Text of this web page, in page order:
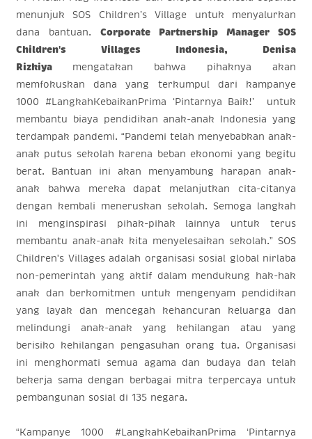
menunjuk SOS Children’s Village untuk menyalurkan
dana bantuan. Corporate Partnership Manager SOS
Children's Villages Indonesia, Denisa
Rizkiya mengatakan bahwa pihaknya akan
memfokuskan dana yang terkumpul dari kampanye
1000 #LangkahKebaikanPrima ‘Pintarnya Baik!’ untuk
membantu biaya pendidikan anak-anak Indonesia yang
terdampak pandemi. “Pandemi telah menyebabkan anak-
anak putus sekolah karena beban ekonomi yang begitu
berat. Bantuan ini akan menyambung harapan anak-
anak bahwa mereka dapat melanjutkan cita-citanya
dengan kembali meneruskan sekolah. Semoga langkah
ini menginspirasi pihak-pihak lainnya untuk terus
membantu anak-anak kita menyelesaikan sekolah.” SOS
Children's Villages adalah organisasi sosial global nirlaba
non-pemerintah yang aktif dalam mendukung hak-hak
anak dan berkomitmen untuk mengenyam pendidikan
yang layak dan mencegah kehancuran keluarga dan
melindungi anak-anak yang kehilangan atau yang
berisiko kehilangan pengasuhan orang tua. Organisasi
ini menghormati semua agama dan budaya dan telah
bekerja sama dengan berbagai mitra terpercaya untuk
pembangunan sosial di 135 negara.
“Kampanye 1000 #LangkahKebaikanPrima ‘Pintarnya